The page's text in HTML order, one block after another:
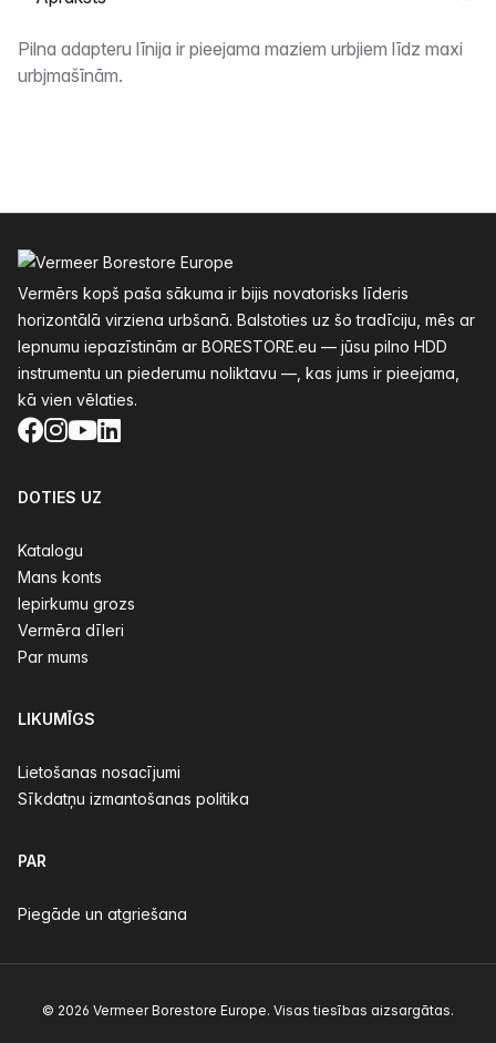
Apraksts
Pilna adapteru līnija ir pieejama maziem urbjiem līdz maxi
urbjmašīnām.
Vermērs kopš paša sākuma ir bijis novatorisks līderis
horizontālā virziena urbšanā. Balstoties uz šo tradīciju, mēs ar
lepnumu iepazīstinām ar BORESTORE.eu — jūsu pilno HDD
instrumentu un piederumu noliktavu —, kas jums ir pieejama,
kā vien vēlaties.
Facebook
Instagram
YouTube
LinkedIn
DOTIES UZ
Katalogu
Mans konts
Iepirkumu grozs
Vermēra dīleri
Par mums
LIKUMĪGS
Lietošanas nosacījumi
Sīkdatņu izmantošanas politika
PAR
Piegāde un atgriešana
© 2026 Vermeer Borestore Europe. Visas tiesības aizsargātas.